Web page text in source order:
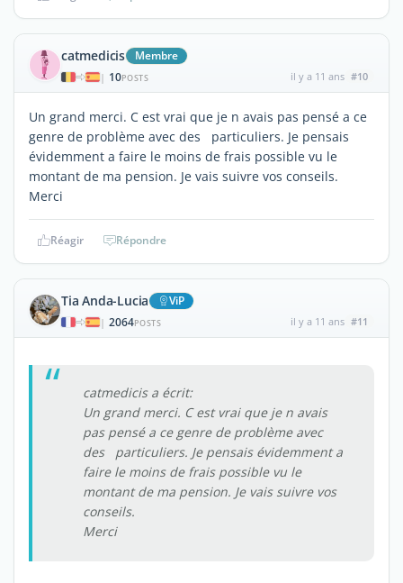
catmedicis Membre
| 10POSTS il y a 11 ans #10
Un grand merci. C est vrai que je n avais pas pensé a ce
genre de problème avec des particuliers. Je pensais
évidemment a faire le moins de frais possible vu le
montant de ma pension. Je vais suivre vos conseils.
Merci
Réagir Répondre
Tia Anda-Lucia ViP
| 2064POSTS il y a 11 ans #11
catmedicis a écrit:
Un grand merci. C est vrai que je n avais
pas pensé a ce genre de problème avec
des particuliers. Je pensais évidemment a
faire le moins de frais possible vu le
montant de ma pension. Je vais suivre vos
conseils.
Merci